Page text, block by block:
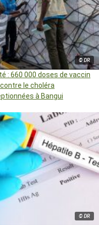
© DR
: 660 000 doses de vaccin
le choléra
à Bangui
© DR